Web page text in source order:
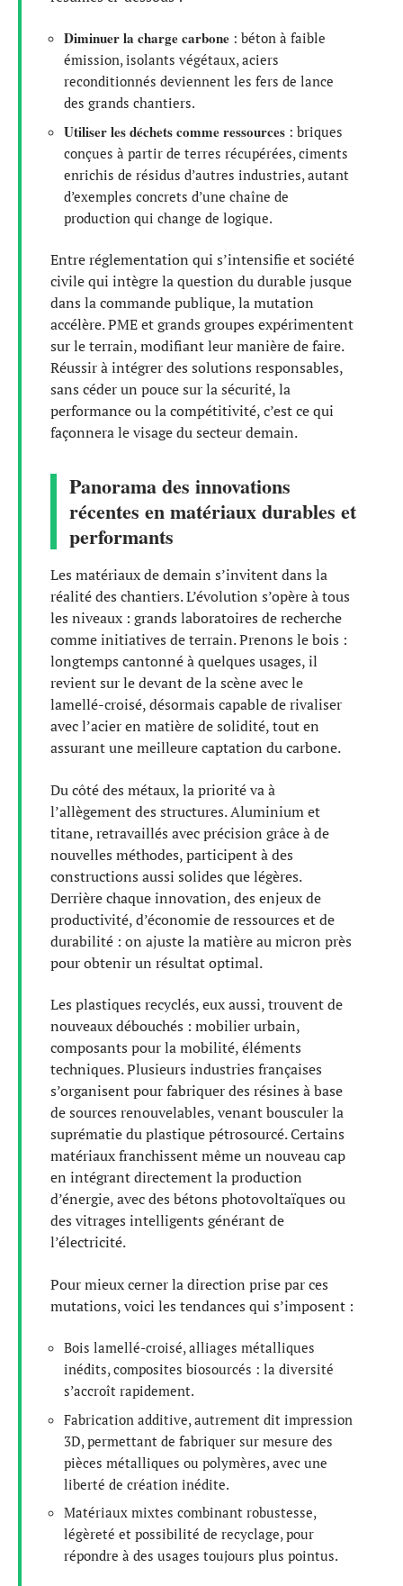
Diminuer la charge carbone : béton à faible
émission, isolants végétaux, aciers
reconditionnés deviennent les fers de lance
des grands chantiers.
Utiliser les déchets comme ressources : briques
conçues à partir de terres récupérées, ciments
enrichis de résidus d’autres industries, autant
d’exemples concrets d’une chaîne de
production qui change de logique.
Entre réglementation qui s’intensifie et société
civile qui intègre la question du durable jusque
dans la commande publique, la mutation
accélère. PME et grands groupes expérimentent
sur le terrain, modifiant leur manière de faire.
Réussir à intégrer des solutions responsables,
sans céder un pouce sur la sécurité, la
performance ou la compétitivité, c’est ce qui
façonnera le visage du secteur demain.
Panorama des innovations
récentes en matériaux durables et
performants
Les matériaux de demain s’invitent dans la
réalité des chantiers. L’évolution s’opère à tous
les niveaux : grands laboratoires de recherche
comme initiatives de terrain. Prenons le bois :
longtemps cantonné à quelques usages, il
revient sur le devant de la scène avec le
lamellé-croisé, désormais capable de rivaliser
avec l’acier en matière de solidité, tout en
assurant une meilleure captation du carbone.
Du côté des métaux, la priorité va à
l’allègement des structures. Aluminium et
titane, retravaillés avec précision grâce à de
nouvelles méthodes, participent à des
constructions aussi solides que légères.
Derrière chaque innovation, des enjeux de
productivité, d’économie de ressources et de
durabilité : on ajuste la matière au micron près
pour obtenir un résultat optimal.
Les plastiques recyclés, eux aussi, trouvent de
nouveaux débouchés : mobilier urbain,
composants pour la mobilité, éléments
techniques. Plusieurs industries françaises
s’organisent pour fabriquer des résines à base
de sources renouvelables, venant bousculer la
suprématie du plastique pétrosourcé. Certains
matériaux franchissent même un nouveau cap
en intégrant directement la production
d’énergie, avec des bétons photovoltaïques ou
des vitrages intelligents générant de
l’électricité.
Pour mieux cerner la direction prise par ces
mutations, voici les tendances qui s’imposent :
Bois lamellé-croisé, alliages métalliques
inédits, composites biosourcés : la diversité
s’accroît rapidement.
Fabrication additive, autrement dit impression
3D, permettant de fabriquer sur mesure des
pièces métalliques ou polymères, avec une
liberté de création inédite.
Matériaux mixtes combinant robustesse,
légèreté et possibilité de recyclage, pour
répondre à des usages toujours plus pointus.